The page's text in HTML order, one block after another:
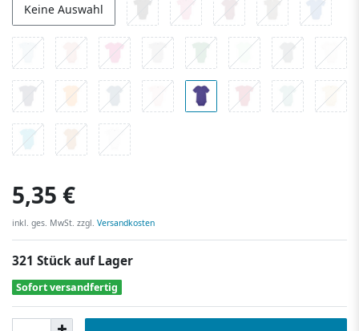
Keine Auswahl
5,35 €
inkl. ges. MwSt. zzgl. Versandkosten
321 Stück auf Lager
Sofort versandfertig